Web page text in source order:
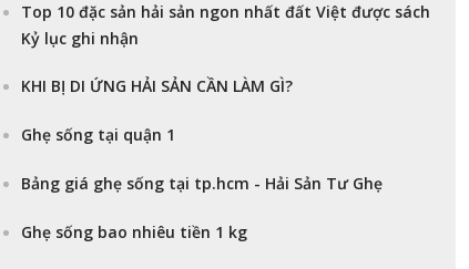
Top 10 đặc sản hải sản ngon nhất đất Việt được sách
Kỷ lục ghi nhận
KHI BỊ DI ỨNG HẢI SẢN CẦN LÀM GÌ?
Ghẹ sống tại quận 1
Bảng giá ghẹ sống tại tp.hcm - Hải Sản Tư Ghẹ
Ghẹ sống bao nhiêu tiền 1 kg